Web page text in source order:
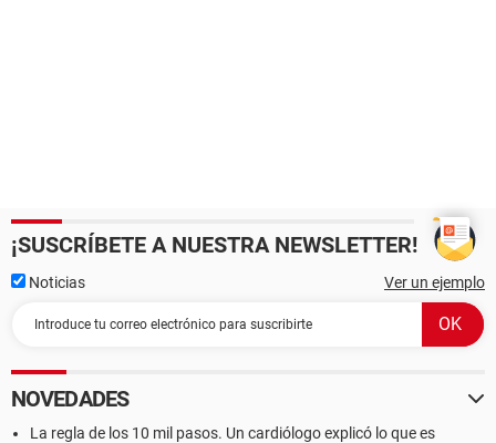
¡SUSCRÍBETE A NUESTRA NEWSLETTER!
Noticias Ver un ejemplo
NOVEDADES
La regla de los 10 mil pasos. Un cardiólogo explicó lo que es